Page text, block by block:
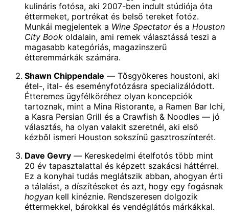
kulináris fotósa, aki 2007-ben indult stúdiója óta
éttermeket, portrékat és belső tereket fotóz.
Munkái megjelentek a Wine Spectatorés a Houston
City Book oldalain, ami remek választássá teszi a
magasabb kategóriás, magazinszerű
étteremmárkák számára.
Shawn Chippendale — Tősgyökeres houstoni, aki
étel-, ital- és eseményfotózásra specializálódott.
Étteremes ügyfélköréhez olyan koncepciók
tartoznak, mint a Mina Ristorante, a Ramen Bar Ichi,
a Kasra Persian Grill és a Crawfish & Noodles — jó
választás, ha olyan valakit szeretnél, aki első
kézből ismeri Houston sokszínű gasztroszínterét.
Dave Gevry — Kereskedelmi ételfotós több mint
20 év tapasztalattal és képzett szakácsi háttérrel.
Ez a konyhai tudás meglátszik abban, ahogyan érti
a tálalást, a díszítéseket és azt, hogy egy fogásnak
hogyan kell kinéznie. Rendszeresen dolgozik
éttermekkel, bárokkal és vendéglátós márkákkal.